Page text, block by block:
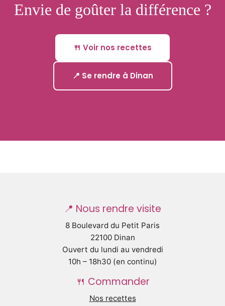
Envie de goûter la différence ?
🍴 Voir nos recettes
📍 Se rendre à Dinan
📍 Nous rendre visite
8 Boulevard du Petit Paris
22100 Dinan
Ouvert du lundi au vendredi
10h – 18h30 (en continu)
🍴 Commander
Nos recettes